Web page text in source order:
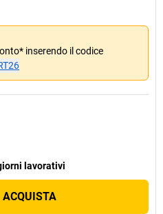
inserendo il codice
lavorativi
ACQUISTA